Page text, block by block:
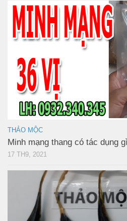
THẢO MỘC
Minh mạng thang có tác dụng
17 TH9, 2021